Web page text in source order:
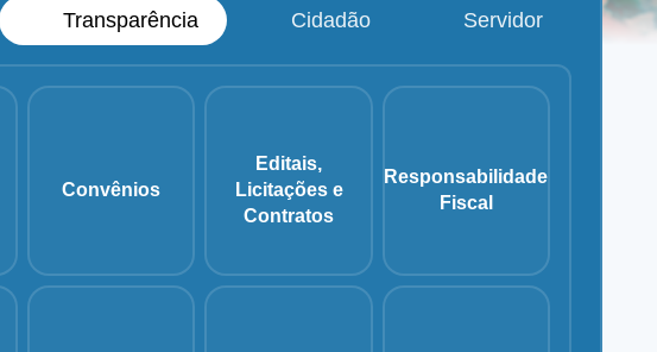
Transparência Cidadão Servidor
Convênios
Editais,
Licitações e
Contratos
Responsabilidade
Fiscal